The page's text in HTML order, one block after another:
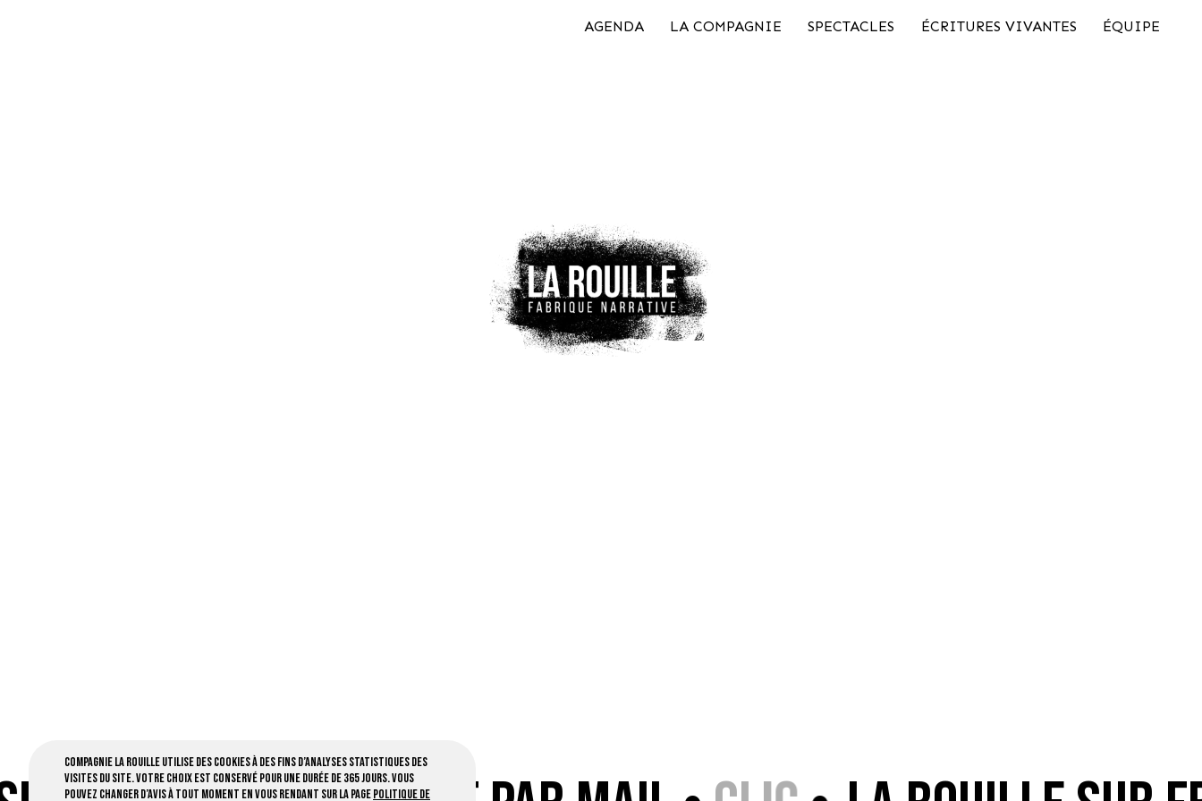
AGENDA LA COMPAGNIE SPECTACLES ÉCRITURES VIVANTES ÉQUIPE
Compagnie la Rouille utilise des cookies à des fins d’analyses statistiques des
visites du site. Votre choix est conservé pour une durée de 365 jours. Vous
pouvez changer d’avis à tout moment en vous rendant sur la pagePolitique de